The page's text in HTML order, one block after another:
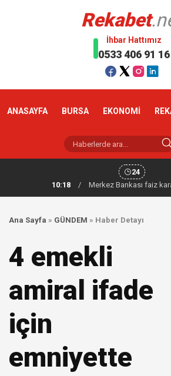
Rekabet
İhbar Hattımız
0533 406 91 16
ANASAYFA BURSA EKONOMİ
24
10:18
/ Merkez Bankası faiz
Ana Sayfa » GÜNDEM » Haber Detayı
4 emekli
amiral ifade
için
emniyette